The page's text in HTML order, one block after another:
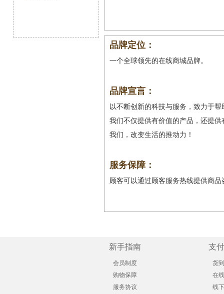
品牌定位：
一个全球领先的在线商城品牌。
品牌宣言：
以不断创新的科技与服务，致力于
我们不仅提供有价值的产品，还提
我们，改变生活的推动力！
服务保障：
顾客可以通过顾客服务热线提供商
新手指南
会员制度
购物保障
服务协议
支
货
在
线